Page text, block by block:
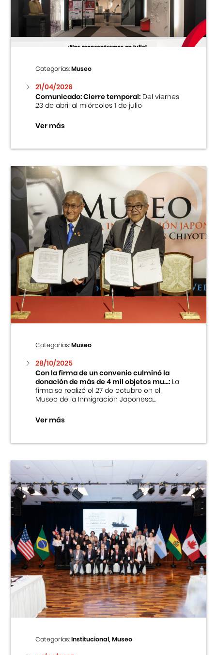
Centro Cultural Peruano Japonés
Museo de la Inmigración Japonesa
Fondo Editorial
Teatro Peruano Japonés
Categorías:Museo
21/04/2026
Comunicado: Cierre temporal:Del viernes
23 de abril al miércoles 1 de julio
Ver más
Categorías:Museo
28/10/2025
Con la firma de un convenio culminó la
donación de más de 4 mil objetos mu...:La
firma se realizó el 27 de octubre en el
Museo de la Inmigración Japonesa...
Ver más
Categorías:Institucional, Museo